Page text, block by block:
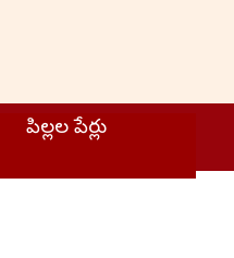
పిల్లల పేర్లు